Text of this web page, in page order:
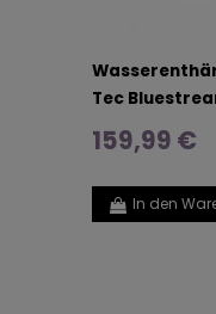
Tec
159,99 €
In den